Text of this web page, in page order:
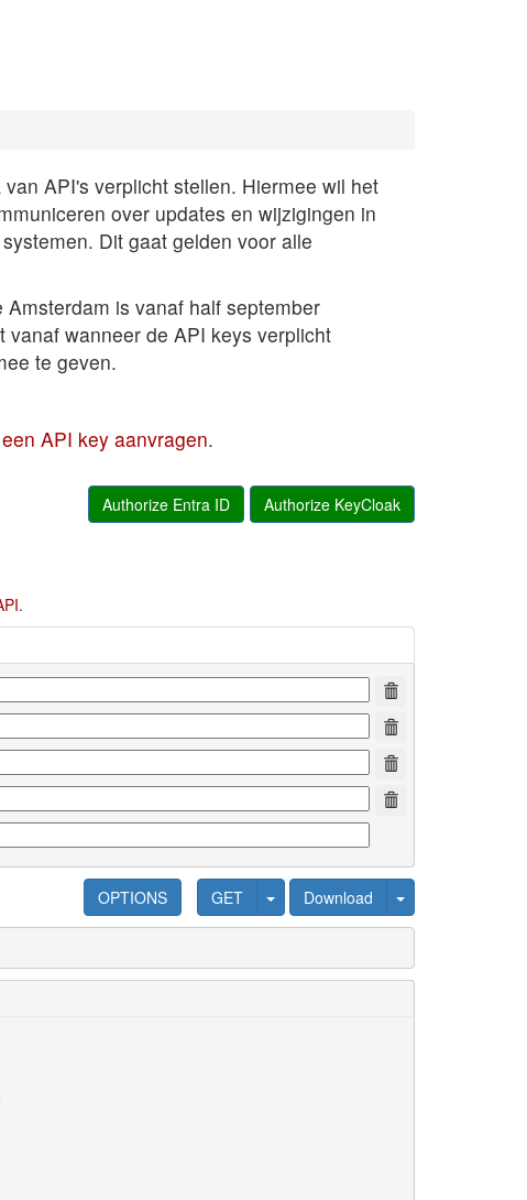
API's verplicht stellen. Hiermee wil het
over updates en wijzigingen in
Dit gaat gelden voor alle
is vanaf half september
wanneer de API keys verplicht
te geven.
API key aanvragen.
Authorize KeyCloak
Authorize Entra ID
.
GET Download
OPTIONS